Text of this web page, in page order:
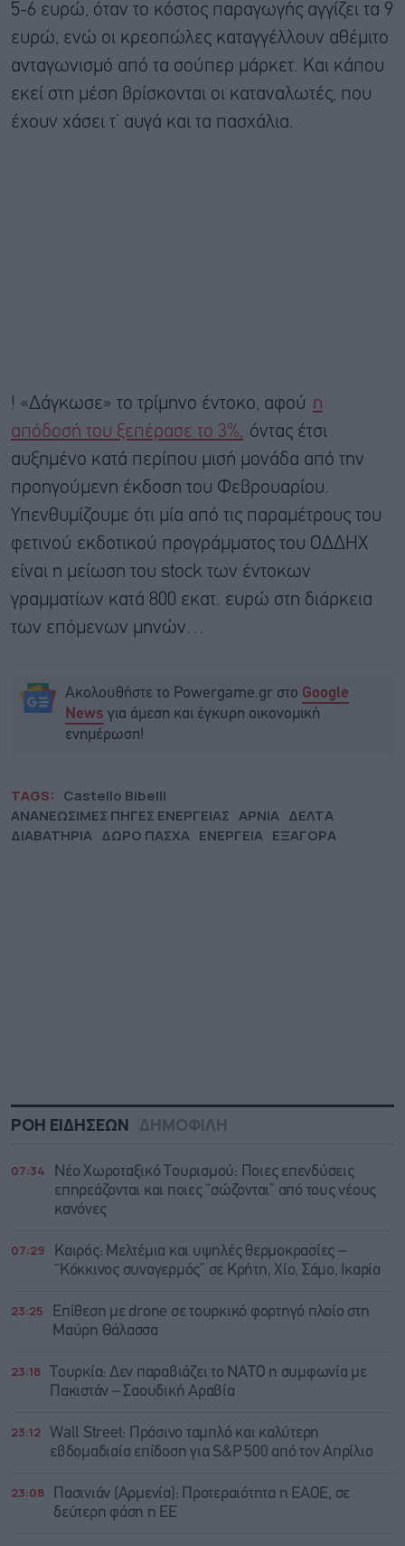
5-6 ευρώ, όταν το κόστος παραγωγής αγγίζει τα 9
ευρώ, ενώ οι κρεοπώλες καταγγέλλουν αθέμιτο
ανταγωνισμό από τα σούπερ μάρκετ. Και κάπου
εκεί στη μέση βρίσκονται οι καταναλωτές, που
έχουν χάσει τ’ αυγά και τα πασχάλια.
! «Δάγκωσε» το τρίμηνο έντοκο, αφού η
απόδοσή του ξεπέρασε το 3%, όντας έτσι
αυξημένο κατά περίπου μισή μονάδα από την
προηγούμενη έκδοση του Φεβρουαρίου.
Υπενθυμίζουμε ότι μία από τις παραμέτρους του
φετινού εκδοτικού προγράμματος του ΟΔΔΗΧ
είναι η μείωση του stock των έντοκων
γραμματίων κατά 800 εκατ. ευρώ στη διάρκεια
των επόμενων μηνών…
Ακολουθήστε το Powergame.gr στο Google
News για άμεση και έγκυρη οικονομική
ενημέρωση!
TAGS: Castello Bibelli
ΑΝΑΝΕΩΣΙΜΕΣ ΠΗΓΕΣ ΕΝΕΡΓΕΙΑΣ ΑΡΝΙΑ ΔΕΛΤΑ
ΔΙΑΒΑΤΗΡΙΑ ΔΩΡΟ ΠΑΣΧΑ ΕΝΕΡΓΕΙΑ ΕΞΑΓΟΡΑ
ΡΟΗ ΕΙΔΗΣΕΩΝ ΔΗΜΟΦΙΛΗ
07:34
Νέο Χωροταξικό Τουρισμού: Ποιες επενδύσεις
επηρεάζονται και ποιες “σώζονται” από τους νέους
κανόνες
07:29
Καιρός: Μελτέμια και υψηλές θερμοκρασίες –
“Κόκκινος συναγερμός” σε Κρήτη, Χίο, Σάμο, Ικαρία
23:25
Επίθεση με drone σε τουρκικό φορτηγό πλοίο στη
Μαύρη Θάλασσα
23:18
Τουρκία: Δεν παραβιάζει το ΝΑΤΟ η συμφωνία με
Πακιστάν – Σαουδική Αραβία
23:12
Wall Street: Πράσινο ταμπλό και καλύτερη
εβδομαδιαία επίδοση για S&P 500 από τον Απρίλιο
23:08
Πασινιάν (Αρμενία): Προτεραιότητα η ΕΑΟΕ, σε
δεύτερη φάση η ΕΕ